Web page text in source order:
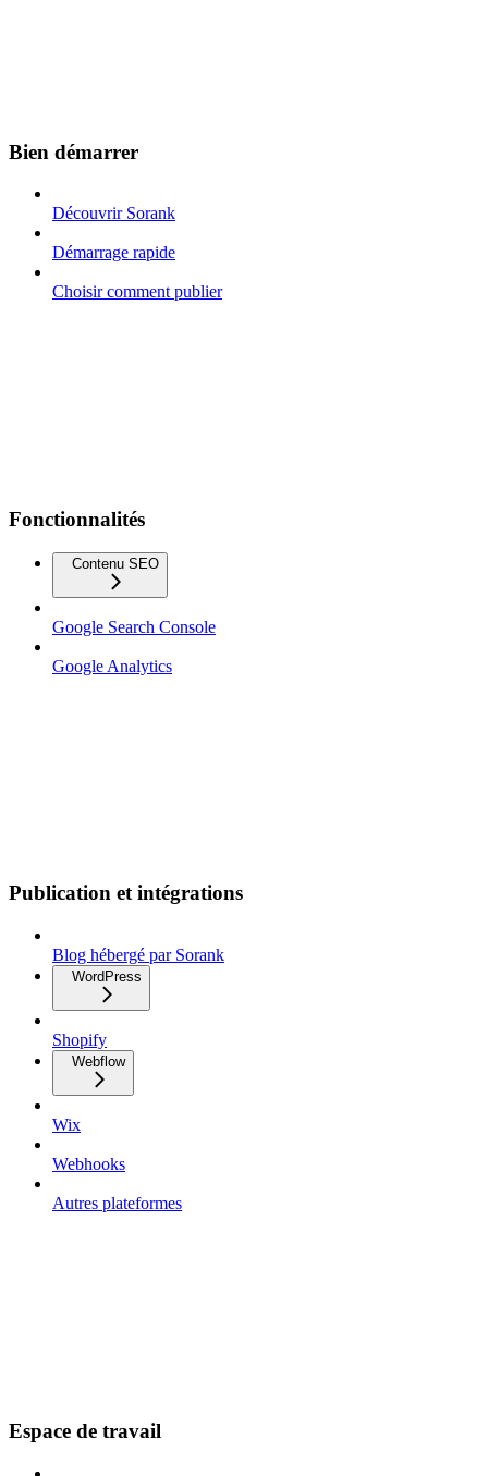
Bien démarrer
Découvrir Sorank
Démarrage rapide
Choisir comment publier
Fonctionnalités
Contenu SEO
Google Search Console
Google Analytics
Publication et intégrations
Blog hébergé par Sorank
WordPress
Shopify
Webflow
Wix
Webhooks
Autres plateformes
Espace de travail